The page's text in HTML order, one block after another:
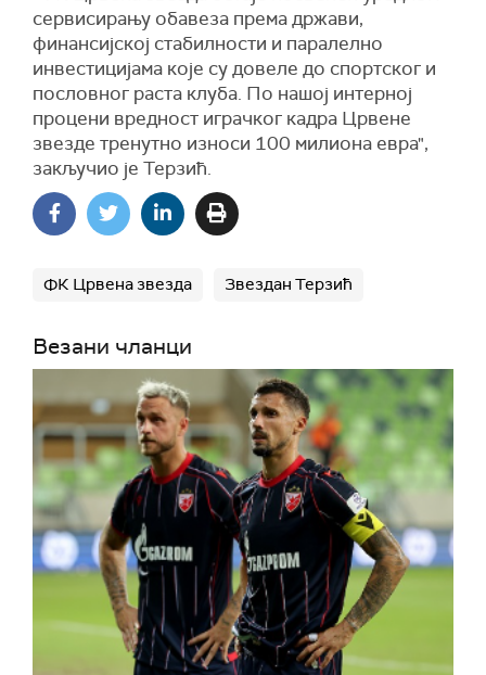
сервисирању обавеза према држави,
финансијској стабилности и паралелно
инвестицијама које су довеле до спортског и
пословног раста клуба. По нашој интерној
процени вредност играчког кадра Црвене
звезде тренутно износи 100 милиона евра",
закључио је Терзић.
ФК Црвена звезда Звездан Терзић
Везани чланци